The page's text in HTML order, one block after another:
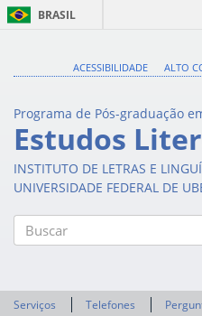
BRASIL
ACESSIBILIDADE
ALTO
Programa de Pós-graduação
Estudos
INSTITUTO DE LETRAS E
UNIVERSIDADE FEDERAL DE
Serviços Telefones